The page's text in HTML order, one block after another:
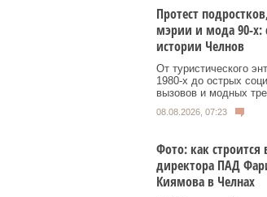
Протест
мэрии и мода 90-х:
истории Челнов
От туристического
1980‑х до острых
вызовов и модных
08.08.2026, 07:23
Фото: как строится
директора ПАД
Киямова в Челнах